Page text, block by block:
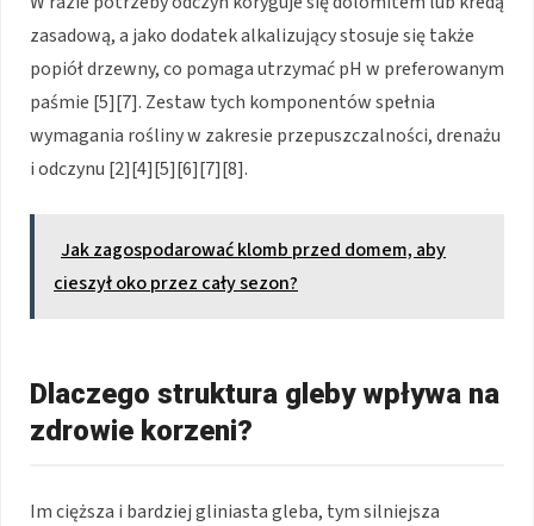
zasadową, a jako dodatek alkalizujący stosuje się także
popiół drzewny, co pomaga utrzymać pH w preferowanym
paśmie [5][7]. Zestaw tych komponentów spełnia
wymagania rośliny w zakresie przepuszczalności, drenażu
i odczynu [2][4][5][6][7][8].
Jak zagospodarować klomb przed domem, aby
cieszył oko przez cały sezon?
Dlaczego struktura gleby wpływa na
zdrowie korzeni?
Im cięższa i bardziej gliniasta gleba, tym silniejsza